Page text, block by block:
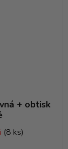
+ obtisk
(8 ks)